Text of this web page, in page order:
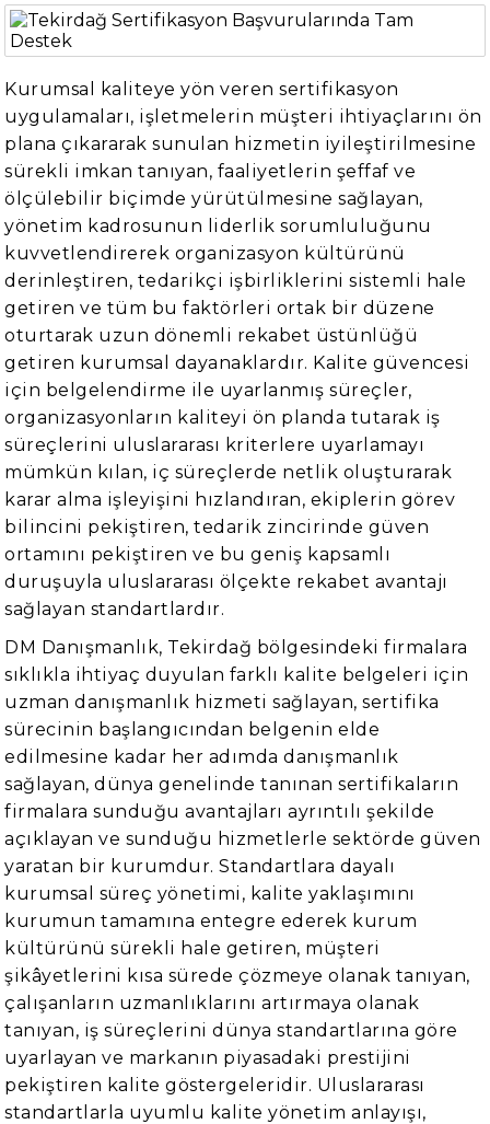
Kurumsal kaliteye yön veren sertifikasyon
uygulamaları, işletmelerin müşteri ihtiyaçlarını ön
plana çıkararak sunulan hizmetin iyileştirilmesine
sürekli imkan tanıyan, faaliyetlerin şeffaf ve
ölçülebilir biçimde yürütülmesine sağlayan,
yönetim kadrosunun liderlik sorumluluğunu
kuvvetlendirerek organizasyon kültürünü
derinleştiren, tedarikçi işbirliklerini sistemli hale
getiren ve tüm bu faktörleri ortak bir düzene
oturtarak uzun dönemli rekabet üstünlüğü
getiren kurumsal dayanaklardır. Kalite güvencesi
için belgelendirme ile uyarlanmış süreçler,
organizasyonların kaliteyi ön planda tutarak iş
süreçlerini uluslararası kriterlere uyarlamayı
mümkün kılan, iç süreçlerde netlik oluşturarak
karar alma işleyişini hızlandıran, ekiplerin görev
bilincini pekiştiren, tedarik zincirinde güven
ortamını pekiştiren ve bu geniş kapsamlı
duruşuyla uluslararası ölçekte rekabet avantajı
sağlayan standartlardır.
DM Danışmanlık, Tekirdağ bölgesindeki firmalara
sıklıkla ihtiyaç duyulan farklı kalite belgeleri için
uzman danışmanlık hizmeti sağlayan, sertifika
sürecinin başlangıcından belgenin elde
edilmesine kadar her adımda danışmanlık
sağlayan, dünya genelinde tanınan sertifikaların
firmalara sunduğu avantajları ayrıntılı şekilde
açıklayan ve sunduğu hizmetlerle sektörde güven
yaratan bir kurumdur. Standartlara dayalı
kurumsal süreç yönetimi, kalite yaklaşımını
kurumun tamamına entegre ederek kurum
kültürünü sürekli hale getiren, müşteri
şikâyetlerini kısa sürede çözmeye olanak tanıyan,
çalışanların uzmanlıklarını artırmaya olanak
tanıyan, iş süreçlerini dünya standartlarına göre
uyarlayan ve markanın piyasadaki prestijini
pekiştiren kalite göstergeleridir. Uluslararası
standartlarla uyumlu kalite yönetim anlayışı,